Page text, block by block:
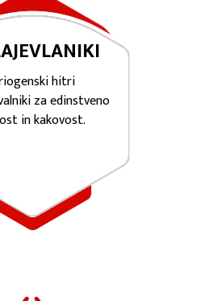
hitri
za edinstveno
in kakovost.